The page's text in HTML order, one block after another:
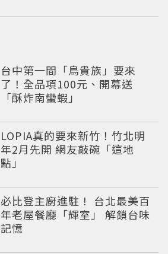
台中第一間「鳥貴族」要來
了！全品項100元、開幕送
「酥炸南蠻蝦」
LOPIA真的要來新竹！竹北明
年2月先開 網友敲碗「這地
點」
必比登主廚進駐！ 台北最美百
年老屋餐廳「輝室」 解鎖台味
記憶